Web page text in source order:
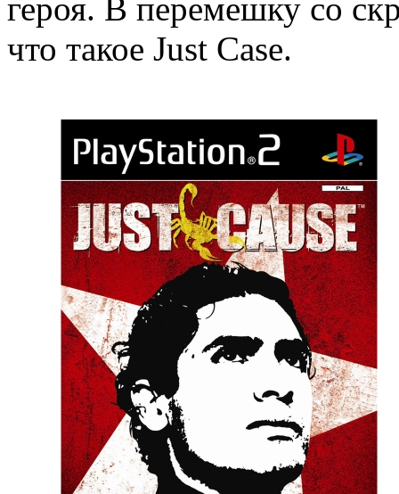
героя. В перемешку со
что такое Just Case.